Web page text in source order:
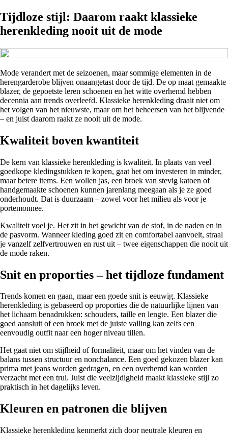
Tijdloze stijl: Daarom raakt klassieke
herenkleding nooit uit de mode
Mode verandert met de seizoenen, maar sommige elementen in de
herengarderobe blijven onaangetast door de tijd. De op maat gemaakte
blazer, de gepoetste leren schoenen en het witte overhemd hebben
decennia aan trends overleefd. Klassieke herenkleding draait niet om
het volgen van het nieuwste, maar om het beheersen van het blijvende
– en juist daarom raakt ze nooit uit de mode.
Kwaliteit boven kwantiteit
De kern van klassieke herenkleding is kwaliteit. In plaats van veel
goedkope kledingstukken te kopen, gaat het om investeren in minder,
maar betere items. Een wollen jas, een broek van stevig katoen of
handgemaakte schoenen kunnen jarenlang meegaan als je ze goed
onderhoudt. Dat is duurzaam – zowel voor het milieu als voor je
portemonnee.
Kwaliteit voel je. Het zit in het gewicht van de stof, in de naden en in
de pasvorm. Wanneer kleding goed zit en comfortabel aanvoelt, straal
je vanzelf zelfvertrouwen en rust uit – twee eigenschappen die nooit uit
de mode raken.
Snit en proporties – het tijdloze fundament
Trends komen en gaan, maar een goede snit is eeuwig. Klassieke
herenkleding is gebaseerd op proporties die de natuurlijke lijnen van
het lichaam benadrukken: schouders, taille en lengte. Een blazer die
goed aansluit of een broek met de juiste valling kan zelfs een
eenvoudig outfit naar een hoger niveau tillen.
Het gaat niet om stijfheid of formaliteit, maar om het vinden van de
balans tussen structuur en nonchalance. Een goed gekozen blazer kan
prima met jeans worden gedragen, en een overhemd kan worden
verzacht met een trui. Juist die veelzijdigheid maakt klassieke stijl zo
praktisch in het dagelijks leven.
Kleuren en patronen die blijven
Klassieke herenkleding kenmerkt zich door neutrale kleuren en